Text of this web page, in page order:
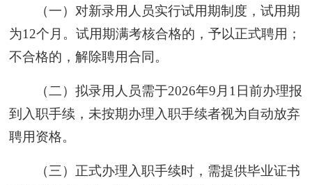
（一）对新录用人员实行试用期制度，试用期
为12个月。试用期满考核合格的，予以正式聘用；
不合格的，解除聘用合同。
（二）拟录用人员需于2026年9月1日前办理报
到入职手续，未按期办理入职手续者视为自动放弃
聘用资格。
（三）正式办理入职手续时，需提供毕业证书